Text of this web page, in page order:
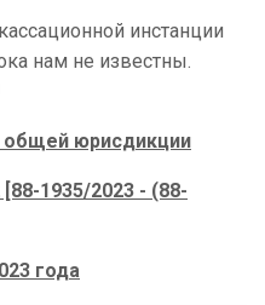
инстанции
нам не известны.
общей юрисдикции
1935/2023 - (88-
года